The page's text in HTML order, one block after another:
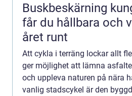
Buskbeskärning
får du hållbara och
året runt
Att cykla i terräng lockar allt
ger möjlighet att lämna
och uppleva naturen på nära
vanlig stadscykel är den